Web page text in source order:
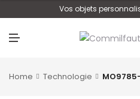
Vos objets
Home Technologie